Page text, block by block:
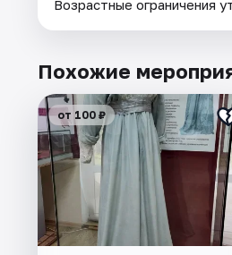
Возрастные ограничения
Похожие
от 100 ₽